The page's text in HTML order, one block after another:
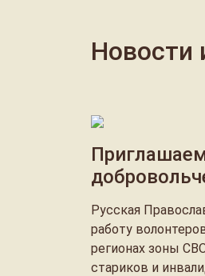
Новости
Русская
работу
регионах зоны
стариков и